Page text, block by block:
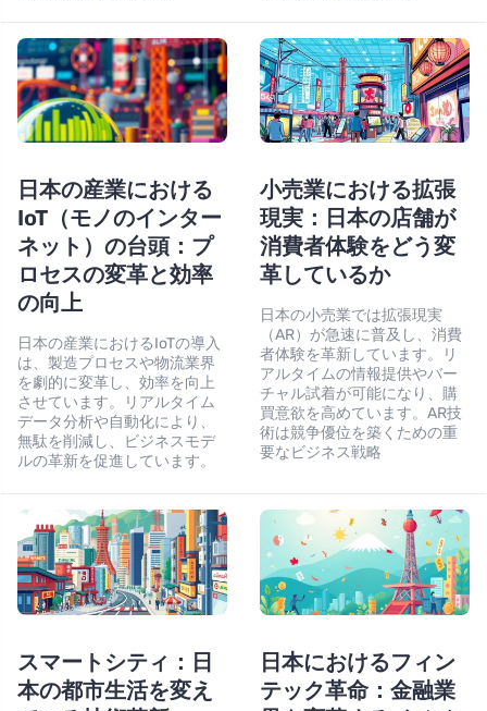
日本の産業における
IoT（モノのインター
ネット）の台頭：プ
ロセスの変革と効率
の向上
日本の産業におけるIoTの導入
は、製造プロセスや物流業界
を劇的に変革し、効率を向上
させています。リアルタイム
データ分析や自動化により、
無駄を削減し、ビジネスモデ
ルの革新を促進しています。
小売業における拡張
現実：日本の店舗が
消費者体験をどう変
革しているか
日本の小売業では拡張現実
（AR）が急速に普及し、消費
者体験を革新しています。リ
アルタイムの情報提供やバー
チャル試着が可能になり、購
買意欲を高めています。AR技
術は競争優位を築くための重
要なビジネス戦略
スマートシティ：日
本の都市生活を変え
日本におけるフィン
テック革命：金融業